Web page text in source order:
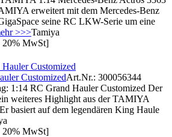
erweitert mit dem Mercedes-Benz
seine RC LKW-Serie um eine
>>>Tamiya
20% MwSt]
CustomizedArt.Nr.: 300056344
1:14 RC Grand Hauler Customized Der
weiteres Highlight aus der TAMIYA
basiert auf dem legendären King Haule
20% MwSt]